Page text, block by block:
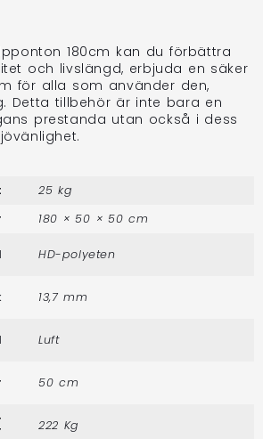
180cm kan du förbättra
och livslängd, erbjuda en säker
för alla som använder den,
Detta tillbehör är inte bara en
prestanda utan också i dess
25 kg
180 × 50 × 50 cm
HD-polyeten
13,7 mm
Luft
50 cm
222 Kg